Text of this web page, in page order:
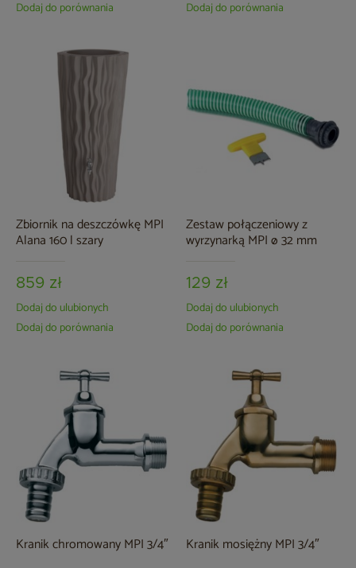
Dodaj do porównania Dodaj do porównania
Zbiornik na deszczówkę MPI
Alana 160 l szary
859 zł
Dodaj do ulubionych
Dodaj do porównania
Zestaw połączeniowy z
wyrzynarką MPI ø 32 mm
129 zł
Dodaj do ulubionych
Dodaj do porównania
Kranik chromowany MPI 3/4″ Kranik mosiężny MPI 3/4″